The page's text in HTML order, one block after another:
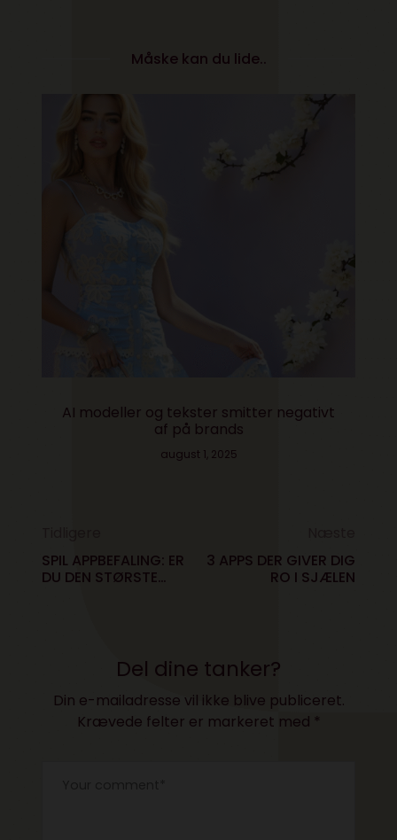
Måske kan du lide..
AI modeller og tekster smitter negativt
af på brands
august 1, 2025
SPIL APPBEFALING: ER
DU DEN STØRSTE
3 APPS DER GIVER DIG
RO I SJÆLEN
Del dine tanker?
Din e-mailadresse vil ikke blive publiceret.
Krævede felter er markeret med *